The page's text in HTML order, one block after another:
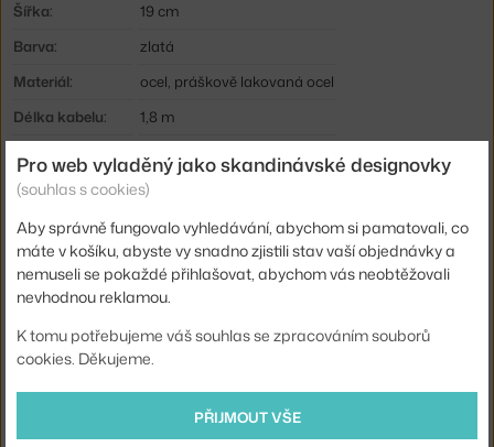
Šířka:
19 cm
Barva:
zlatá
Materiál:
ocel, práškově lakovaná ocel
Délka kabelu:
1,8 m
Hlavní materiál:
kov
Patice / zdroj:
E14
Stmívatelné:
ano
Distribuce světla: přímé osvětlení
Zdroj součástí:
ne
Max Watt (LED):
7 W
Kód produktu
NWK-20141
Pro web vyladěný jako skandinávské designovky
(souhlas s cookies)
Aby správně fungovalo vyhledávání, abychom si pamatovali, co
máte v košíku, abyste vy snadno zjistili stav vaší objednávky a
nemuseli se pokaždé přihlašovat, abychom vás neobtěžovali
nevhodnou reklamou.
K tomu potřebujeme váš souhlas se zpracováním souborů
cookies. Děkujeme.
PŘIJMOUT VŠE